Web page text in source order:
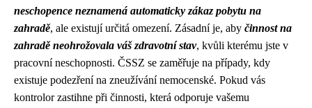
neschopence neznamená automaticky zákaz pobytu na
zahradě, ale existují určitá omezení. Zásadní je, aby činnost na
zahradě neohrožovala váš zdravotní stav, kvůli kterému jste v
pracovní neschopnosti. ČSSZ se zaměřuje na případy, kdy
existuje podezření na zneužívání nemocenské. Pokud vás
kontrolor zastihne při činnosti, která odporuje vašemu